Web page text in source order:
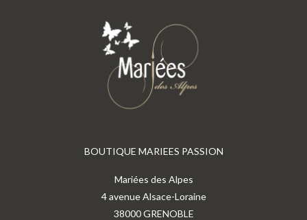
BOUTIQUE MARIEES PASSION
Mariées des Alpes
4 avenue Alsace-Loraine
38000 GRENOBLE